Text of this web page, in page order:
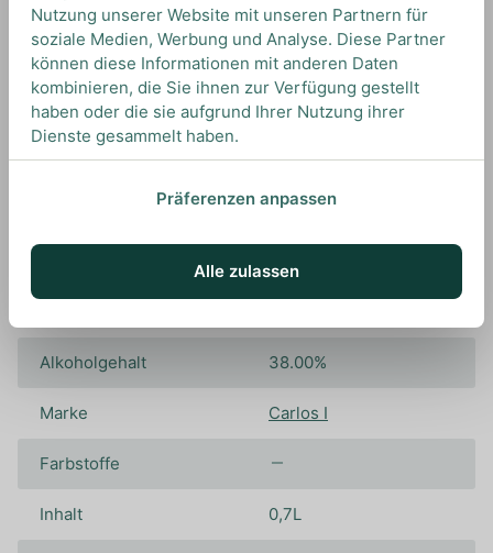
Wir empfehlen diesen Brandy pur zu genießen,
um all seine Aromen wahrnehmen zu können.
Spezifikationen
Alkoholgehalt 38.00%
Marke Carlos I
Farbstoffe
Inhalt 0,7L
Nutzung unserer Website mit unseren Partnern für
soziale Medien, Werbung und Analyse. Diese Partner
können diese Informationen mit anderen Daten
kombinieren, die Sie ihnen zur Verfügung gestellt
haben oder die sie aufgrund Ihrer Nutzung ihrer
Dienste gesammelt haben.
Präferenzen anpassen
Alle zulassen